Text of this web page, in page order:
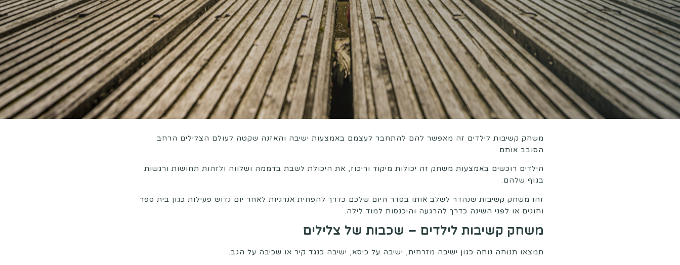
משחק קשיבות לילדים זה מאפשר להם להתחבר לעצמם באמצעות ישיבה והאזנה שקטה לעולם הצלילים הרחב
הסובב אותם.
הילדים רוכשים באמצעות משחק זה יכולות מיקוד וריכוז, את היכולת לשבת בדממה ושלווה ולזהות תחושות ורגשות
בגוף שלהם.
זהו משחק קשיבות שנהדר לשלב אותו בסדר היום שלכם כדרך להפחית אנרגיות לאחר יום גדוש פעילות כגון בית ספר
וחוגים או לפני השינה כדרך להרגעה והיכנסות למוד לילה.
משחק קשיבות לילדים – שכבות של צלילים
תמצאו תנוחה נוחה כגון ישיבה מזרחית, ישיבה על כיסא, ישיבה כנגד קיר או שכיבה על הגב.